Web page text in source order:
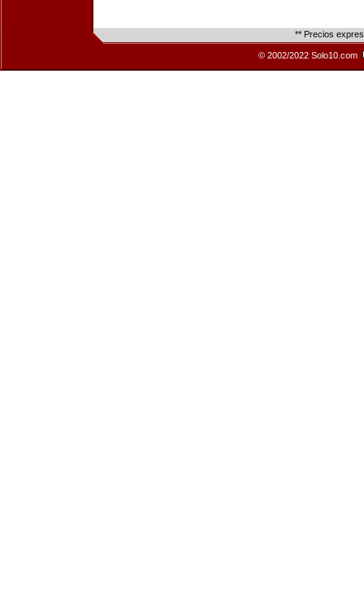
** Precios
© 2002/2022 Solo10.com